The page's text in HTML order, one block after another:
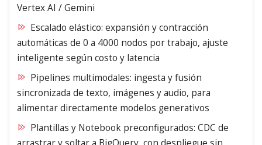
Vertex AI / Gemini
Escalado elástico: expansión y contracción
automáticas de 0 a 4000 nodos por trabajo, ajuste
inteligente según costo y latencia
Pipelines multimodales: ingesta y fusión
sincronizada de texto, imágenes y audio, para
alimentar directamente modelos generativos
Plantillas y Notebook preconfigurados: CDC de